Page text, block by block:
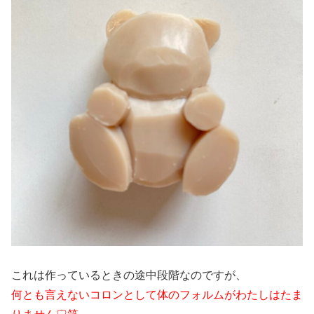
これは作っているときの途中段階なのですが、
何とも言えないコロンとして体のフォルムがわたしはたま